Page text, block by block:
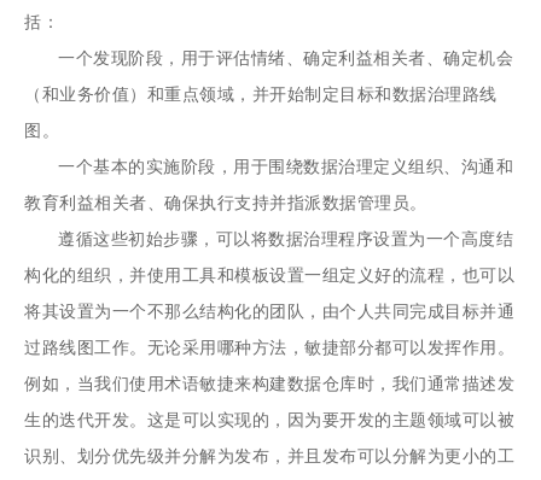
括：
一个发现阶段，用于评估情绪、确定利益相关者、确定机会
（和业务价值）和重点领域，并开始制定目标和数据治理路线
图。
一个基本的实施阶段，用于围绕数据治理定义组织、沟通和
教育利益相关者、确保执行支持并指派数据管理员。
遵循这些初始步骤，可以将数据治理程序设置为一个高度结
构化的组织，并使用工具和模板设置一组定义好的流程，也可以
将其设置为一个不那么结构化的团队，由个人共同完成目标并通
过路线图工作。无论采用哪种方法，敏捷部分都可以发挥作用。
例如，当我们使用术语敏捷来构建数据仓库时，我们通常描述发
生的迭代开发。这是可以实现的，因为要开发的主题领域可以被
识别、划分优先级并分解为发布，并且发布可以分解为更小的工